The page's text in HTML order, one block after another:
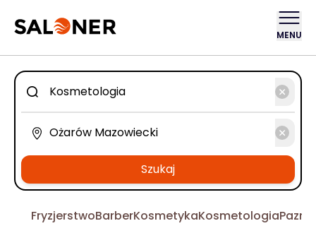
MENU
Szukaj
FryzjerstwoBarberKosmetykaKosmetologia